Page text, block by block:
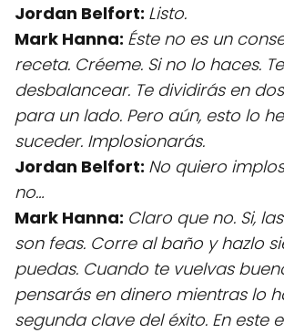
Jordan Belfort: Listo.
Mark Hanna: Éste no es un
receta. Créeme. Si no lo haces.
desbalancear. Te dividirás en
para un lado. Pero aún, esto lo
suceder. Implosionarás.
Jordan Belfort: No quiero
no…
Mark Hanna: Claro que no. Si,
son feas. Corre al baño y hazlo
puedas. Cuando te vuelvas
pensarás en dinero mientras lo
segunda clave del éxito. En este